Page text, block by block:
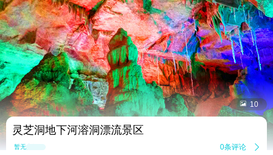
 10
灵芝洞地下河溶洞漂流景区
暂无点评 0条评论 
